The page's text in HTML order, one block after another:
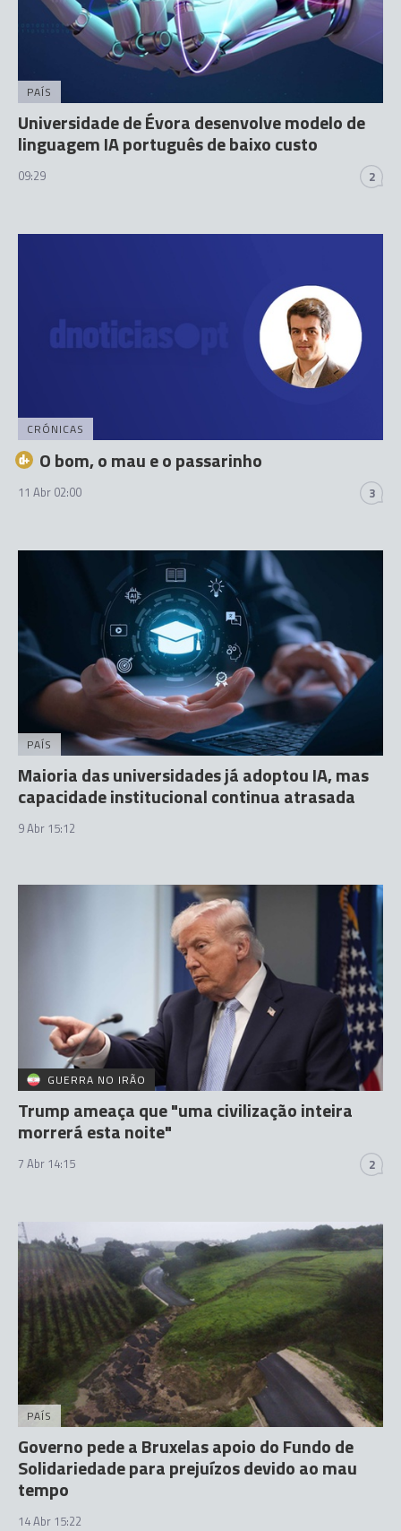
PAÍS
Universidade de Évora desenvolve modelo de
linguagem IA português de baixo custo
09:29 2
CRÓNICAS
O bom, o mau e o passarinho
11 Abr 02:00 3
PAÍS
Maioria das universidades já adoptou IA, mas
capacidade institucional continua atrasada
9 Abr 15:12
GUERRA NO IRÃO
Trump ameaça que "uma civilização inteira
morrerá esta noite"
7 Abr 14:15 2
PAÍS
Governo pede a Bruxelas apoio do Fundo de
Solidariedade para prejuízos devido ao mau
tempo
14 Abr 15:22